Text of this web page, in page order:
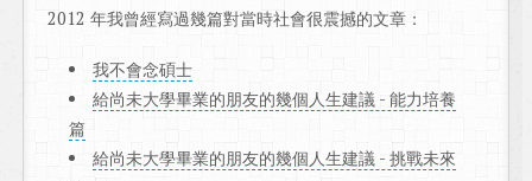
2012 年我曾經寫過幾篇對當時社會很震撼的文章：
我不會念碩士
給尚未大學畢業的朋友的幾個人生建議 - 能力培養
篇
給尚未大學畢業的朋友的幾個人生建議 - 挑戰未來